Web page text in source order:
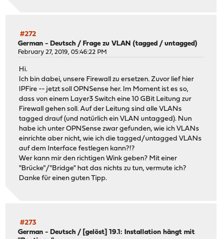
#272
German - Deutsch /Frage zu VLAN (tagged / untagged)
February 27, 2019, 05:46:22 PM
Hi.
Ich bin dabei, unsere Firewall zu ersetzen. Zuvor lief hier
IPFire -- jetzt soll OPNSense her. Im Moment ist es so,
dass von einem Layer3 Switch eine 10 GBit Leitung zur
Firewall gehen soll. Auf der Leitung sind alle VLANs
tagged drauf (und natürlich ein VLAN untagged). Nun
habe ich unter OPNSense zwar gefunden, wie ich VLANs
einrichte aber nicht, wie ich die tagged/untagged VLANs
auf dem Interface festlegen kann?!?
Wer kann mir den richtigen Wink geben? Mit einer
"Brücke"/"Bridge" hat das nichts zu tun, vermute ich?
Danke für einen guten Tipp.
#273
German - Deutsch / [gelöst] 19.1: Installation hängt mit